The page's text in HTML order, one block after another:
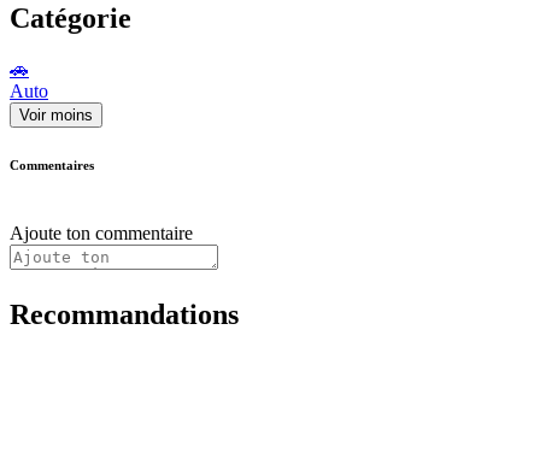
Catégorie
🚗
Auto
Voir moins
Commentaires
Ajoute ton commentaire
Recommandations